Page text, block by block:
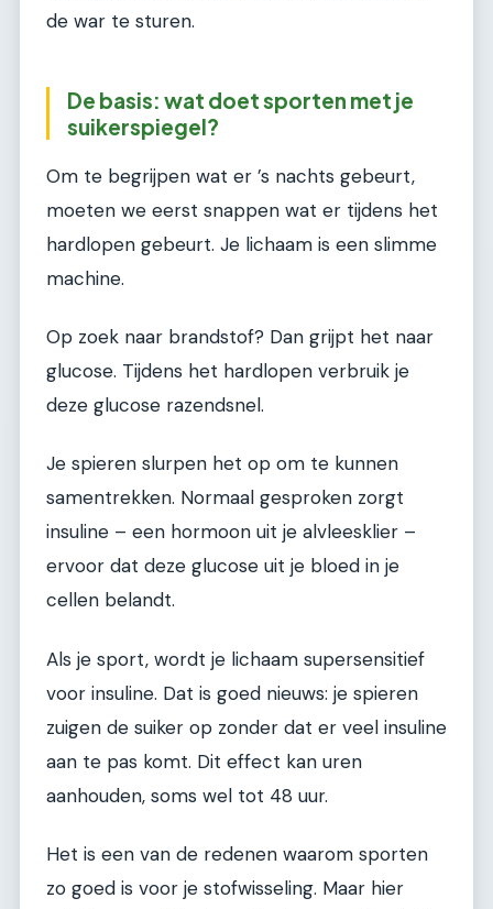
de war te sturen.
De basis: wat doet sporten met je
suikerspiegel?
Om te begrijpen wat er ’s nachts gebeurt,
moeten we eerst snappen wat er tijdens het
hardlopen gebeurt. Je lichaam is een slimme
machine.
Op zoek naar brandstof? Dan grijpt het naar
glucose. Tijdens het hardlopen verbruik je
deze glucose razendsnel.
Je spieren slurpen het op om te kunnen
samentrekken. Normaal gesproken zorgt
insuline – een hormoon uit je alvleesklier –
ervoor dat deze glucose uit je bloed in je
cellen belandt.
Als je sport, wordt je lichaam supersensitief
voor insuline. Dat is goed nieuws: je spieren
zuigen de suiker op zonder dat er veel insuline
aan te pas komt. Dit effect kan uren
aanhouden, soms wel tot 48 uur.
Het is een van de redenen waarom sporten
zo goed is voor je stofwisseling. Maar hier